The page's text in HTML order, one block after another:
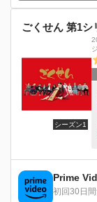
ごくせん 第1シ
シーズン1
Prime
初回30日